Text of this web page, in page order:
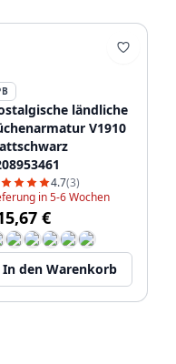
ländliche
V1910
4.7(3)
in 5-6 Wochen
€
In den Warenkorb